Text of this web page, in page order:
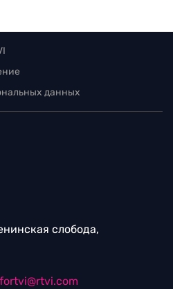
данных
слобода,